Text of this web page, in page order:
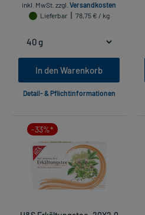
inkl. MwSt. zzgl. Versandkosten
Lieferbar
78,75 € / kg
In den Warenkorb
Detail- & Pflichtinformationen
-33%*